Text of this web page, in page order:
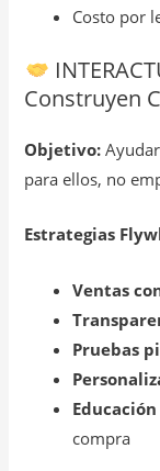
Costo por
Construyen
Objetivo:
para ellos, no
Estrategias
Ventas
Pruebas
compra